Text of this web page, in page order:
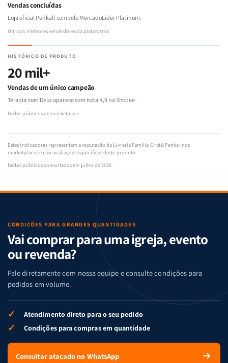
Vendas concluídas
Loja oficial Penkall com selo MercadoLíder Platinum.
Um dos melhores vendedores da plataforma
HISTÓRICO DE PRODUTO
20 mil+
Vendas de um único campeão
Terapia com Deus aparece com nota 4,9 na Shopee.
Dados públicos do marketplace
Estes indicadores representam a reputação da Livraria Família Cristã/Penkal nos
marketplaces e não avaliações específicas deste produto.
Dados públicos consultados em julho de 2026.
CONDIÇÕES PARA GRANDES QUANTIDADES
Vai comprar para uma igreja, evento
ou revenda?
Fale diretamente com nossa equipe e consulte condições para
pedidos em volume.
✓ Atendimento direto para o seu pedido
✓ Condições para compras em quantidade
Consultar atacado no WhatsApp